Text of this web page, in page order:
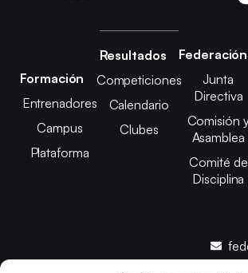
Formación
Entrenadores
Campus
Plataforma
Resultados
Competiciones
Calendario
Clubes
Federación
Junta
Directiva
Comisión
Asamblea
Comité de
Disciplina